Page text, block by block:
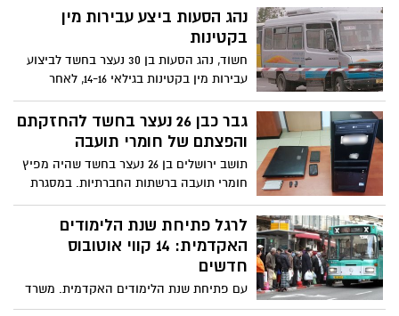
של עזריאלי מכללה אקדמית להנדסה
ירושלים
נהג הסעות ביצע עבירות מין
בקטינות
חשוד, נהג הסעות בן 30 נעצר בחשד לביצוע
עבירות מין בקטינות בגילאי 14-16, לאחר
שרכש את אמונן וקרבתן נהג להסיע אותן
למקומות מבודדים שם ביצע בהן את
העבירות. מעצרו של החשוד הוארך בפני בית
גבר כבן 26 נעצר בחשד להחזקתם
והפצתם של חומרי תועבה
תושב ירושלים בן 26 נעצר בחשד שהיה מפיץ
חומרי תועבה ברשתות החברתיות. במסגרת
החקירה עלה כי החשד הוא שהוא אף מנהל
שיחות והתכתבויות עם קטינים ברשת
החברתית, להם מעביר את חומרי התועבה.
החשוד נעצר ומעצרו הוארך
לרגל פתיחת שנת הלימודים
האקדמית: 14 קווי אוטובוס
חדשים
עם פתיחת שנת הלימודים האקדמית. משרד
התחבורה החל להפעיל 14 קווי אוטובוסים